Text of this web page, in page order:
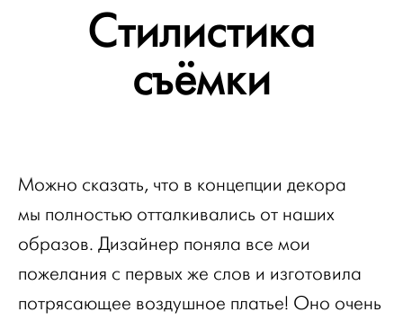
Стилистика
съёмки
Можно сказать, что в концепции декора
мы полностью отталкивались от наших
образов. Дизайнер поняла все мои
пожелания с первых же слов и изготовила
потрясающее воздушное платье! Оно очень